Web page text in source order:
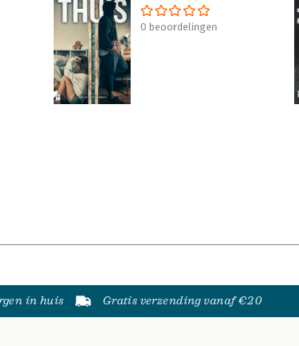
0 beoordelingen
in huis Gratis verzending vanaf €20